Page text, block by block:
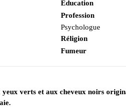
Éducation
Profession
Psychologue
Réligion
Fumeur
verts et aux cheveux noirs